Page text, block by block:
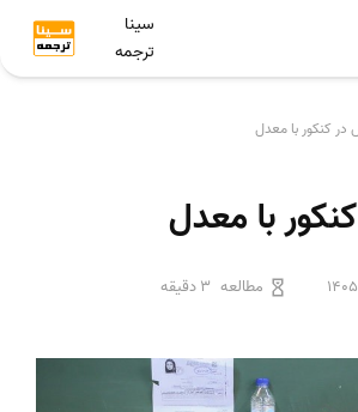
سینا
ترجمه
در کنکور با معدل
با معدل
مطالعه 3 دقیقه